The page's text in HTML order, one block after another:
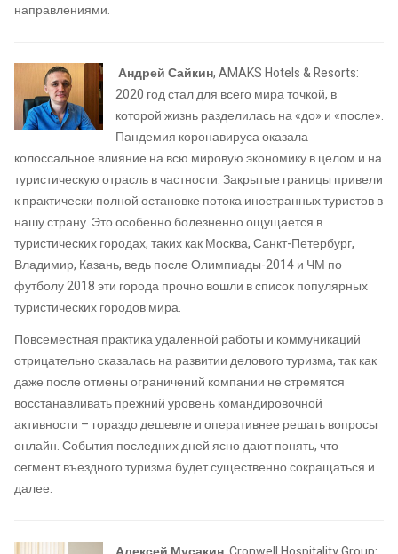
направлениями.
Андрей Сайкин, AMAKS Hotels & Resorts:
2020 год стал для всего мира точкой, в
которой жизнь разделилась на «до» и «после».
Пандемия коронавируса оказала
колоссальное влияние на всю мировую экономику в целом и на
туристическую отрасль в частности. Закрытые границы привели
к практически полной остановке потока иностранных туристов в
нашу страну. Это особенно болезненно ощущается в
туристических городах, таких как Москва, Санкт-Петербург,
Владимир, Казань, ведь после Олимпиады-2014 и ЧМ по
футболу 2018 эти города прочно вошли в список популярных
туристических городов мира.
Повсеместная практика удаленной работы и коммуникаций
отрицательно сказалась на развитии делового туризма, так как
даже после отмены ограничений компании не стремятся
восстанавливать прежний уровень командировочной
активности – гораздо дешевле и оперативнее решать вопросы
онлайн. События последних дней ясно дают понять, что
сегмент въездного туризма будет существенно сокращаться и
далее.